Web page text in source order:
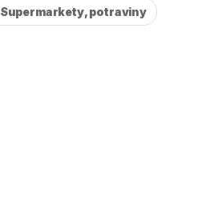
Supermarkety, potraviny